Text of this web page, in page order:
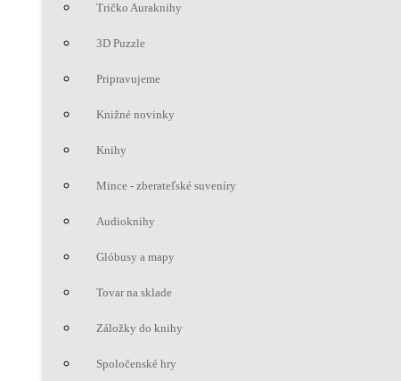
Tričko Auraknihy
3D Puzzle
Pripravujeme
Knižné novinky
Knihy
Mince - zberateľské suveníry
Audioknihy
Glóbusy a mapy
Tovar na sklade
Záložky do knihy
Spoločenské hry